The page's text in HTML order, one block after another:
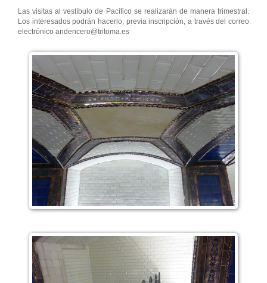
Las visitas al vestíbulo de Pacífico se realizarán de manera trimestral.
Los interesados podrán hacerlo, previa inscripción, a través del correo
electrónico andencero@tritoma.es